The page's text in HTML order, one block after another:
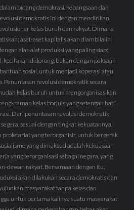
bidang demokrasi, kebangsaan dan
demokratis ini dengan mendirikan
kelas buruh dan rakyat. Dimana
aset-aset kapitalis akan diambilalih
alat-alat produksi yang paling siap;
akan didorong, bukan dengan paksaan
sosial, untuk menjadi koperasi atau
Penuntasan revolusi demokratik secara
kelas buruh untuk mengorganisasikan
kelas borjuis yang setengah hati
Dari penuntasan revolusi demokratik
sesuai dengan tingkat kekuatannya,
proletariat yang terorganisir, untuk bergerak
yang dimaksud adalah kekuasaan
yang terorganisasi sebagai negara, yang
dewan rakyat. Bersamaan dengan itu,
akan dilakukan secara demokratis dan
masyarakat tanpa kelas dan
untuk pertama kalinya suatu masyarakat